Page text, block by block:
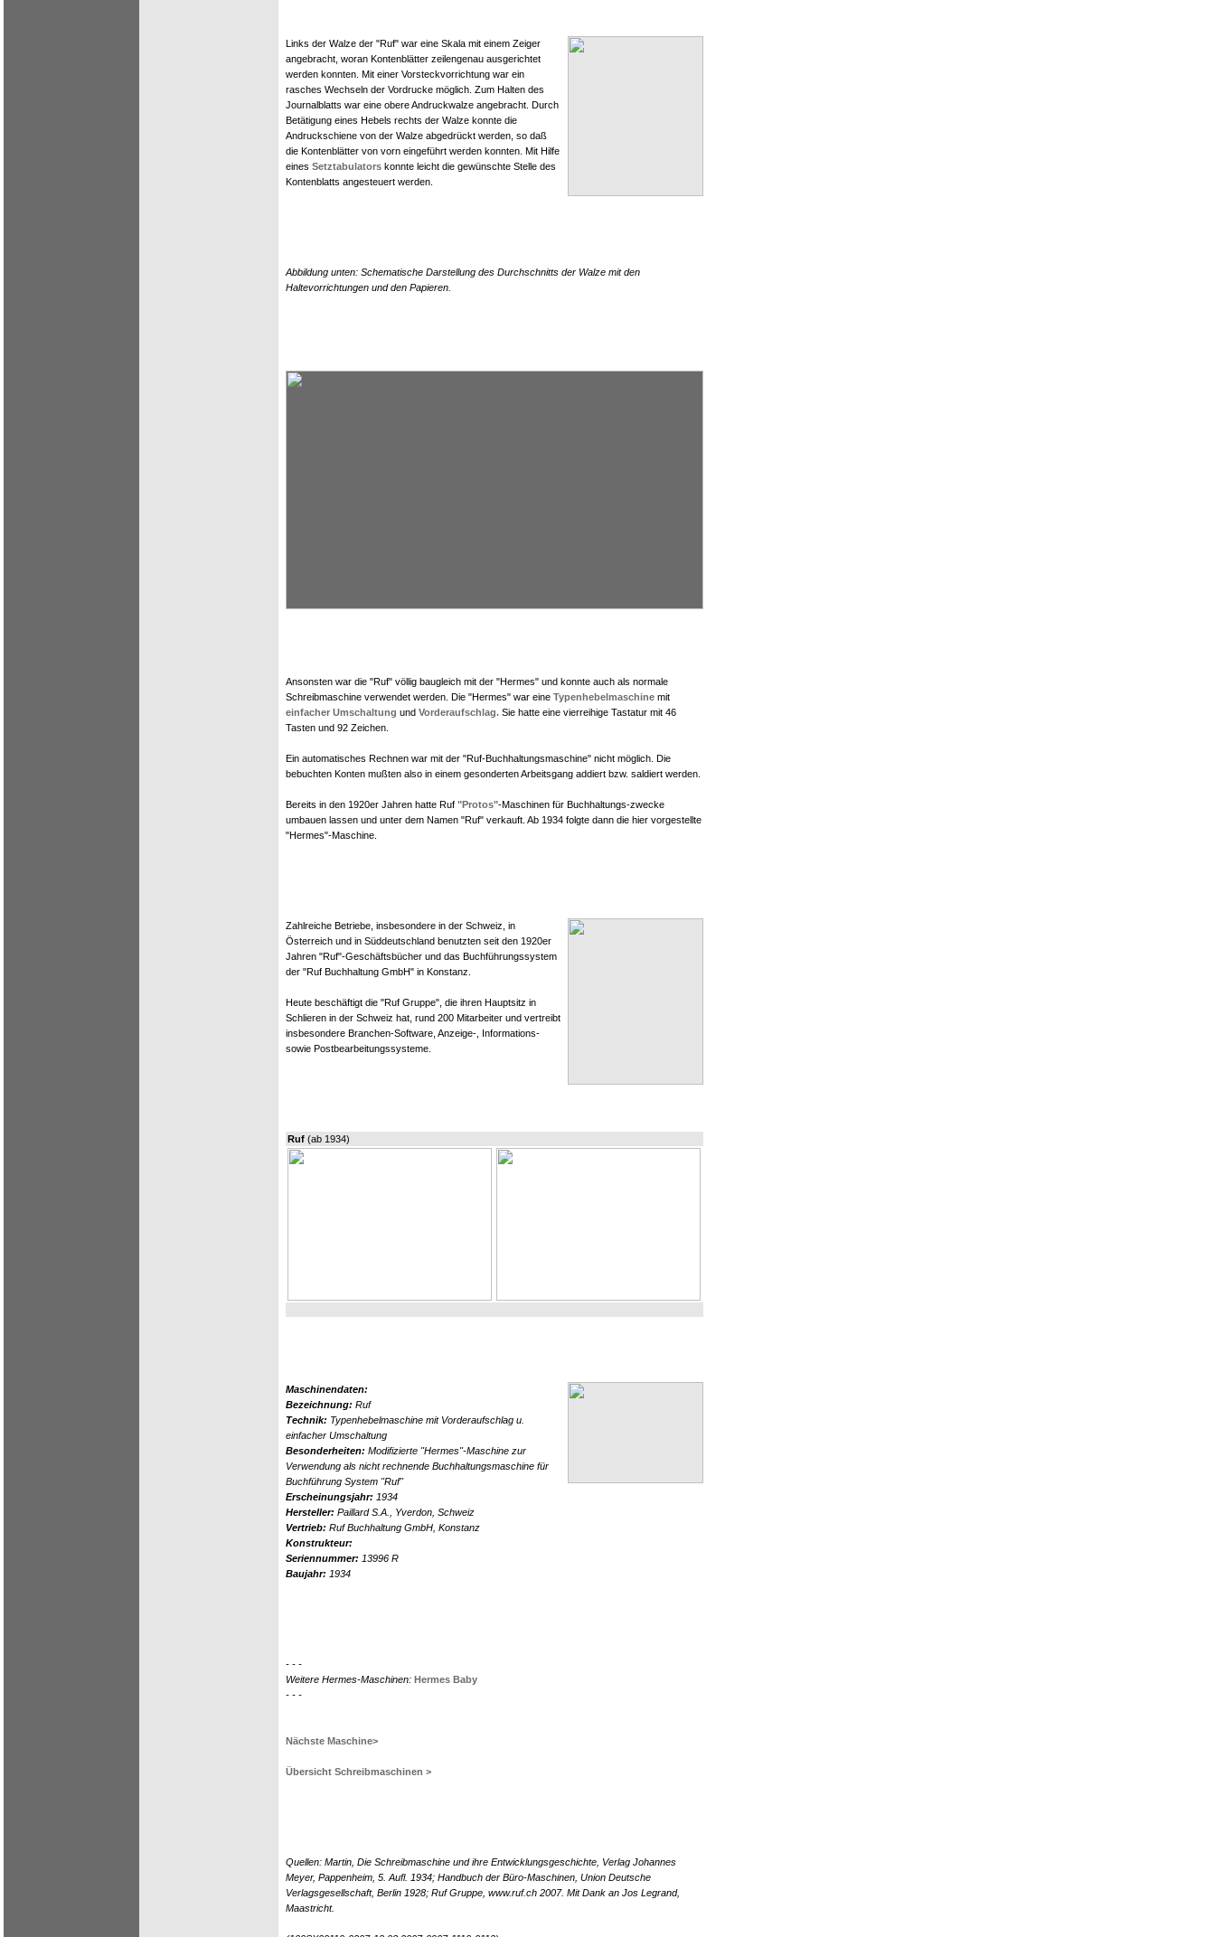
Links der Walze der "Ruf" war eine Skala mit einem Zeiger
angebracht, woran Kontenblätter zeilengenau ausgerichtet
werden konnten. Mit einer Vorsteckvorrichtung war ein
rasches Wechseln der Vordrucke möglich. Zum Halten des
Journalblatts war eine obere Andruckwalze angebracht. Durch
Betätigung eines Hebels rechts der Walze konnte die
Andruckschiene von der Walze abgedrückt werden, so daß
die Kontenblätter von vorn eingeführt werden konnten. Mit Hilfe
eines Setztabulators konnte leicht die gewünschte Stelle des
Kontenblatts angesteuert werden.
Abbildung unten: Schematische Darstellung des Durchschnitts der Walze mit den
Haltevorrichtungen und den Papieren.
Ansonsten war die "Ruf" völlig baugleich mit der "Hermes" und konnte auch als normale
Schreibmaschine verwendet werden. Die "Hermes" war eine Typenhebelmaschine mit
einfacher Umschaltung und Vorderaufschlag. Sie hatte eine vierreihige Tastatur mit 46
Tasten und 92 Zeichen.
Ein automatisches Rechnen war mit der "Ruf-Buchhaltungsmaschine" nicht möglich. Die
bebuchten Konten mußten also in einem gesonderten Arbeitsgang addiert bzw. saldiert werden.
Bereits in den 1920er Jahren hatte Ruf "Protos"-Maschinen für Buchhaltungs-zwecke
umbauen lassen und unter dem Namen "Ruf" verkauft. Ab 1934 folgte dann die hier vorgestellte
"Hermes"-Maschine.
Zahlreiche Betriebe, insbesondere in der Schweiz, in
Österreich und in Süddeutschland benutzten seit den 1920er
Jahren "Ruf"-Geschäftsbücher und das Buchführungssystem
der "Ruf Buchhaltung GmbH" in Konstanz.
Heute beschäftigt die "Ruf Gruppe", die ihren Hauptsitz in
Schlieren in der Schweiz hat, rund 200 Mitarbeiter und vertreibt
insbesondere Branchen-Software, Anzeige-, Informations-
sowie Postbearbeitungssysteme.
Ruf (ab 1934)
Maschinendaten:
Bezeichnung: Ruf
Technik: Typenhebelmaschine mit Vorderaufschlag u.
einfacher Umschaltung
Besonderheiten: Modifizierte "Hermes"-Maschine zur
Verwendung als nicht rechnende Buchhaltungsmaschine für
Buchführung System "Ruf"
Erscheinungsjahr: 1934
Hersteller: Paillard S.A., Yverdon, Schweiz
Vertrieb: Ruf Buchhaltung GmbH, Konstanz
Konstrukteur:
Seriennummer: 13996 R
Baujahr: 1934
- - -
Weitere Hermes-Maschinen: Hermes Baby
- - -
Nächste Maschine>
Übersicht Schreibmaschinen >
Quellen: Martin, Die Schreibmaschine und ihre Entwicklungsgeschichte, Verlag Johannes
Meyer, Pappenheim, 5. Aufl. 1934; Handbuch der Büro-Maschinen, Union Deutsche
Verlagsgesellschaft, Berlin 1928; Ruf Gruppe, www.ruf.ch 2007. Mit Dank an Jos Legrand,
Maastricht.